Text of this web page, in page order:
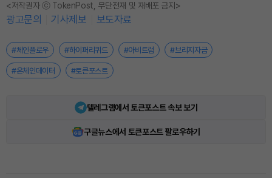
<저작권자 ⓒ TokenPost, 무단전재 및 재배포 금지>
광고문의 기사제보 보도자료
#체인플로우 #하이퍼리퀴드 #아비트럼 #브리지자금
#온체인데이터 #토큰포스트
텔레그램에서 토큰포스트 속보 보기
구글뉴스에서 토큰포스트 팔로우하기